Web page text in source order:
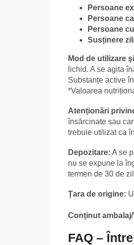
Persoane
Persoane
Persoane
Susținere
Mod de utilizare
lichid. A se agita
Substanțe active
*Valoarea
Atenționări
însărcinate sau
trebuie utilizat ca
Depozitare: A se
nu se expune la
termen de 30 de
Țara de origine:
Conținut
FAQ –